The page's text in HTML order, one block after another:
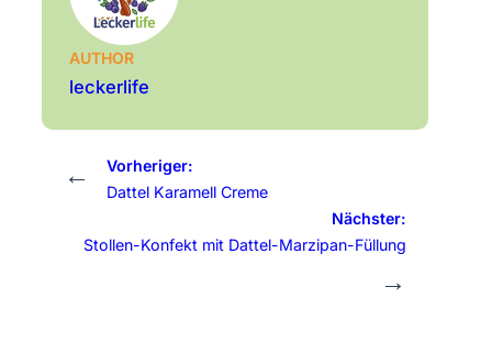
AUTHOR
leckerlife
←
Vorheriger:
Dattel Karamell Creme
Nächster:
Stollen-Konfekt mit Dattel-Marzipan-Füllung
→